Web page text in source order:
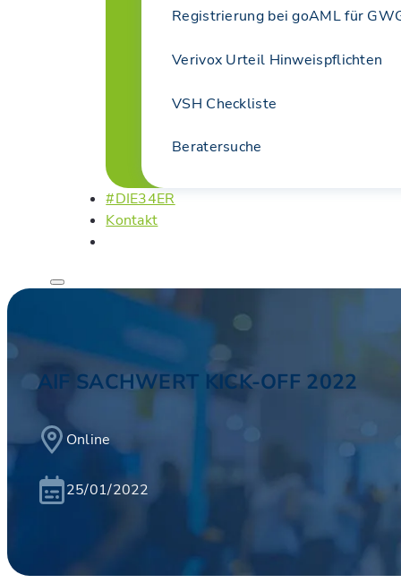
Registrierung bei goAML für
Verivox Urteil Hinweispflichten
VSH Checkliste
Beratersuche
#DIE34ER
Kontakt
AIF SACHWERT KICK-OFF 2022
Online
25/01/2022